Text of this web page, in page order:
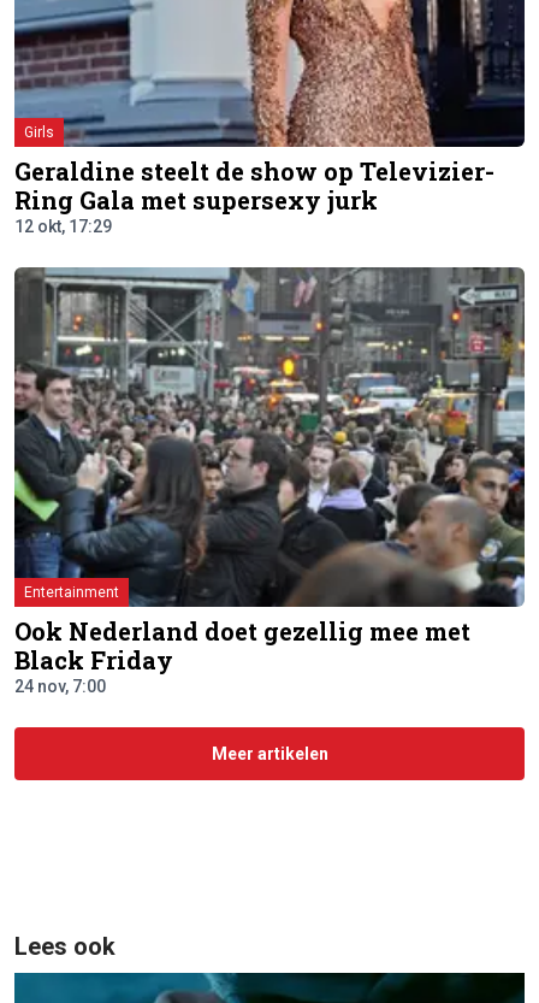
Girls
Geraldine steelt de show op Televizier-
Ring Gala met supersexy jurk
12 okt, 17:29
Entertainment
Ook Nederland doet gezellig mee met
Black Friday
24 nov, 7:00
Meer artikelen
Lees ook